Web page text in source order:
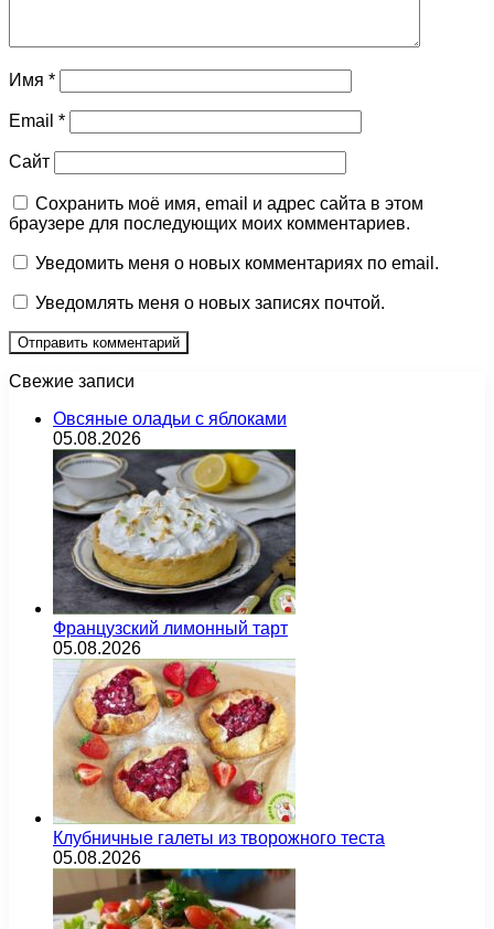
Имя *
Email *
Сайт
Сохранить моё имя, email и адрес сайта в этом
браузере для последующих моих комментариев.
Уведомить меня о новых комментариях по email.
Уведомлять меня о новых записях почтой.
Свежие записи
Овсяные оладьи с яблоками
05.08.2026
Французский лимонный тарт
05.08.2026
Клубничные галеты из творожного теста
05.08.2026